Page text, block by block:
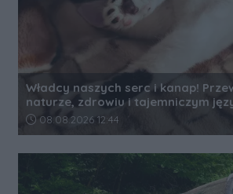
Władcy naszych serc i kanap!
naturze, zdrowiu i tajemniczym
Data dodania artykułu:
08.08.2026 12:44